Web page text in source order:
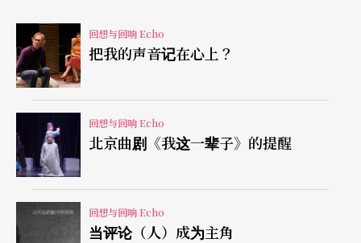
舞台形式多变美不胜收
如今重忆这出戏（已经有点昨日黄花之感），记忆
涣散之余，有几点鲜明的特点不能不提。首先，这
出戏成功之处，创作群提供的舞台形式功不可没。
纽约版《牡丹亭》的舞台是座仿明式庭园的水上三
面开放式舞台。正舞台方正，两旁是流线状的女儿
回想与回响 Echo
把我的声音记在心上？
回想与回响 Echo
北京曲剧《我这一辈子》的提醒
回想与回响 Echo
当评论（人）成为主角